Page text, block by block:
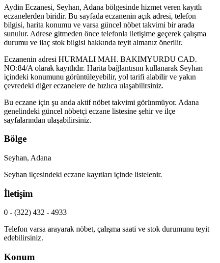
Aydin Eczanesi, Seyhan, Adana bölgesinde hizmet veren kayıtlı
eczanelerden biridir. Bu sayfada eczanenin açık adresi, telefon
bilgisi, harita konumu ve varsa güncel nöbet takvimi bir arada
sunulur. Adrese gitmeden önce telefonla iletişime geçerek çalışma
durumu ve ilaç stok bilgisi hakkında teyit almanız önerilir.
Eczanenin adresi HURMALI MAH. BAKIMYURDU CAD.
NO:84/A olarak kayıtlıdır. Harita bağlantısını kullanarak Seyhan
içindeki konumunu görüntüleyebilir, yol tarifi alabilir ve yakın
çevredeki diğer eczanelere de hızlıca ulaşabilirsiniz.
Bu eczane için şu anda aktif nöbet takvimi görünmüyor. Adana
genelindeki güncel nöbetçi eczane listesine şehir ve ilçe
sayfalarından ulaşabilirsiniz.
Bölge
Seyhan, Adana
Seyhan ilçesindeki eczane kayıtları içinde listelenir.
İletişim
0 - (322) 432 - 4933
Telefon varsa arayarak nöbet, çalışma saati ve stok durumunu teyit
edebilirsiniz.
Konum